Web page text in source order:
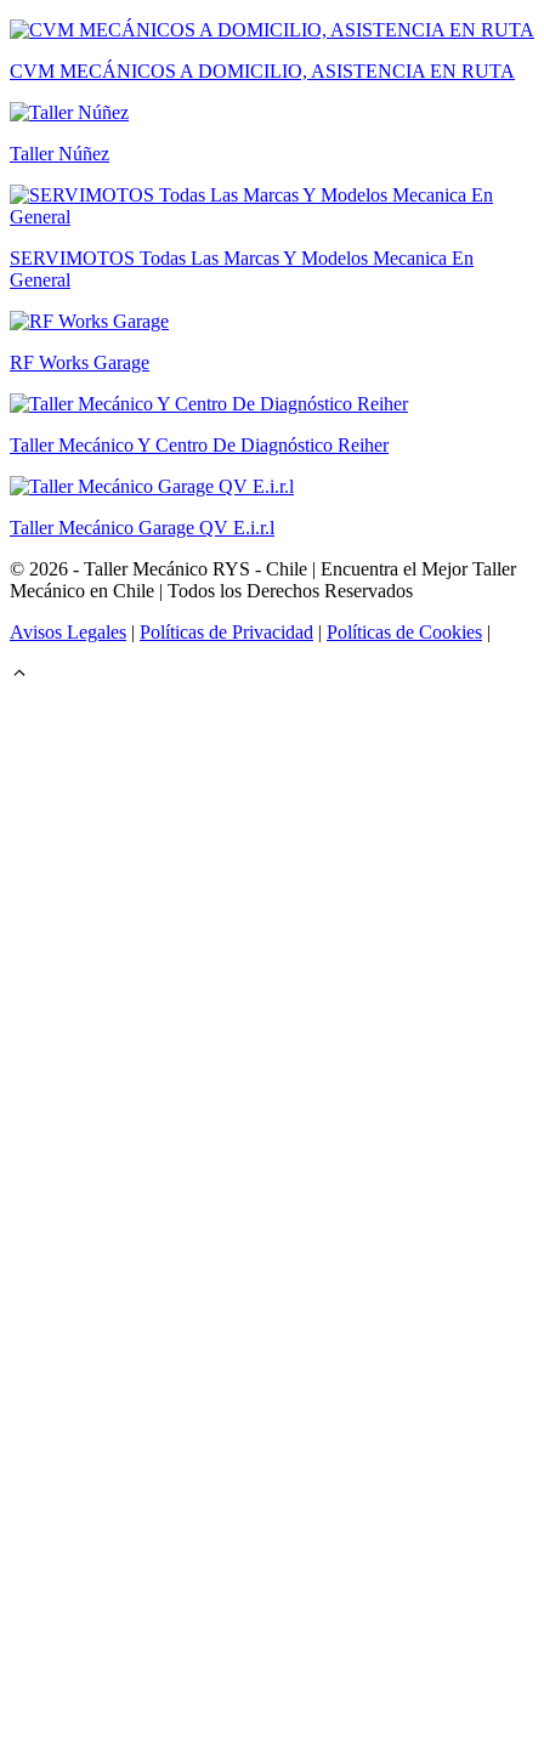
CVM MECÁNICOS A DOMICILIO, ASISTENCIA EN RUTA
Taller Núñez
SERVIMOTOS Todas Las Marcas Y Modelos Mecanica En
General
RF Works Garage
Taller Mecánico Y Centro De Diagnóstico Reiher
Taller Mecánico Garage QV E.i.r.l
© 2026 - Taller Mecánico RYS - Chile | Encuentra el Mejor Taller
Mecánico en Chile | Todos los Derechos Reservados
Avisos Legales | Políticas de Privacidad | Políticas de Cookies |